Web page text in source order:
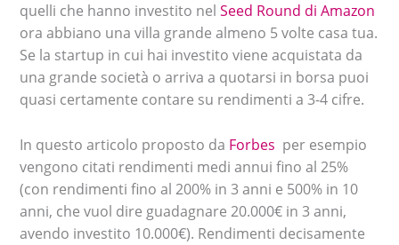
quelli che hanno investito nelSeed Round di Amazon
ora abbiano una villa grande almeno 5 volte casa tua.
Se la startup in cui hai investito viene acquistata da
una grande società o arriva a quotarsi in borsa puoi
quasi certamente contare su rendimenti a 3-4 cifre.
In questo articolo proposto da Forbes per esempio
vengono citati rendimenti medi annui fino al 25%
(con rendimenti fino al 200% in 3 anni e 500% in 10
anni, che vuol dire guadagnare 20.000€ in 3 anni,
avendo investito 10.000€). Rendimenti decisamente